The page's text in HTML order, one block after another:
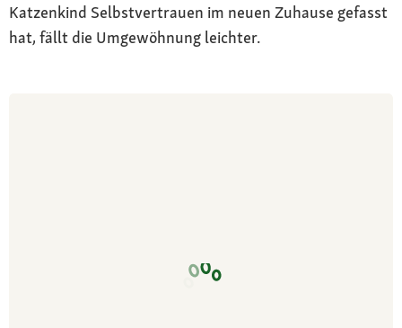
Katzenkind Selbstvertrauen im neuen Zuhause gefasst
hat, fällt die Umgewöhnung leichter.